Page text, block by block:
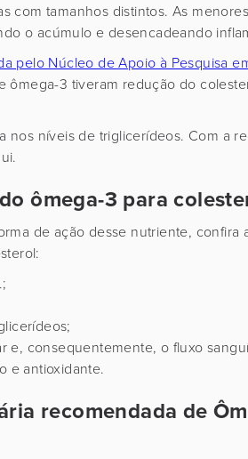
com tamanhos distintos. As
o acúmulo e desencadeando
pelo Núcleo de Apoio à Pesquisa
ômega-3 tiveram redução do
nos níveis de triglicerídeos. Com a
ômega-3 para
de ação desse nutriente, confira
e, consequentemente, o fluxo
e antioxidante.
recomendada de